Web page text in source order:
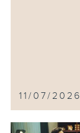
11/07/2026